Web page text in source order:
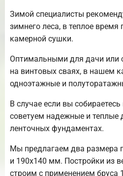
Зимой специалисты
зимнего леса, в теплое время
камерной сушки.
Оптимальными для дачи или
на винтовых сваях, в нашем
одноэтажные и
В случае если вы
советуем надежные и теплые
ленточных фундаментах.
Мы предлагаем два размера
и 190х140 мм. Постройки из
строим с применением бруса